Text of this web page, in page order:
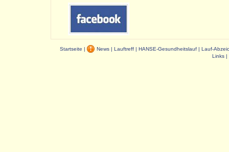
Startseite | News | Lauftreff | HANSE-Gesundheitslauf | Lauf-
Links |